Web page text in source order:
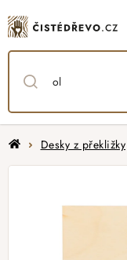
na
obsah
DomůDesky z překližky